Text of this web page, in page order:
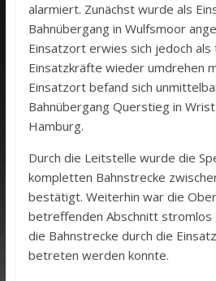
alarmiert. Zunächst wurde als
Bahnübergang in Wulfsmoor
Einsatzort erwies sich jedoch als
Einsatzkräfte wieder umdrehen
Einsatzort befand sich
Bahnübergang Querstieg in
Hamburg.
Durch die Leitstelle wurde die
kompletten Bahnstrecke
bestätigt. Weiterhin war die
betreffenden Abschnitt stromlos
die Bahnstrecke durch die
betreten werden konnte.